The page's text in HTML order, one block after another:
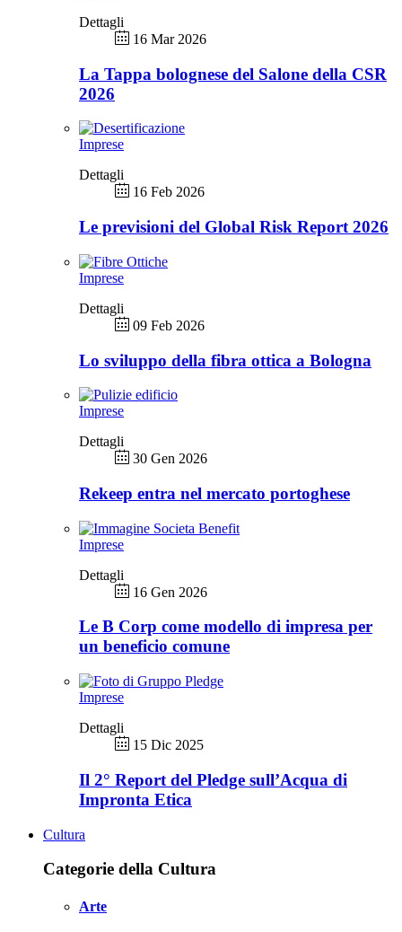
Dettagli
16 Mar 2026
La Tappa bolognese del Salone della CSR
2026
Imprese
Dettagli
16 Feb 2026
Le previsioni del Global Risk Report 2026
Imprese
Dettagli
09 Feb 2026
Lo sviluppo della fibra ottica a Bologna
Imprese
Dettagli
30 Gen 2026
Rekeep entra nel mercato portoghese
Imprese
Dettagli
16 Gen 2026
Le B Corp come modello di impresa per
un beneficio comune
Imprese
Dettagli
15 Dic 2025
Il 2° Report del Pledge sull’Acqua di
Impronta Etica
Cultura
Categorie della Cultura
Arte